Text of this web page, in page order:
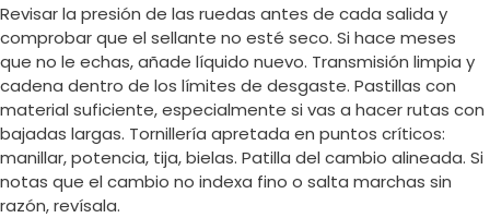
Revisar la presión de las ruedas antes de cada salida y
comprobar que el sellante no esté seco. Si hace meses
que no le echas, añade líquido nuevo. Transmisión limpia y
cadena dentro de los límites de desgaste. Pastillas con
material suficiente, especialmente si vas a hacer rutas con
bajadas largas. Tornillería apretada en puntos críticos:
manillar, potencia, tija, bielas. Patilla del cambio alineada. Si
notas que el cambio no indexa fino o salta marchas sin
razón, revísala.